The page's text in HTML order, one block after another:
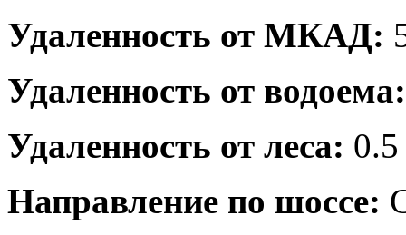
Удаленность от МКАД:
Удаленность от водоема:
Удаленность от леса:
Направление по шоссе: